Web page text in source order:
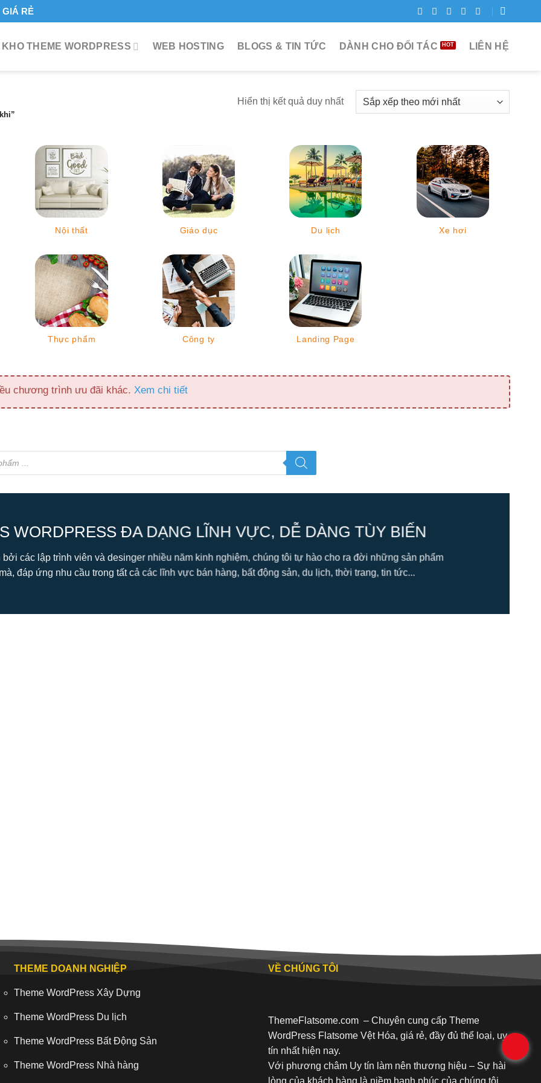
GIÁ RẺ
KHO THEME WORDPRESS WEB HOSTING BLOGS & TIN TỨC DÀNH CHO ĐỐI TÁC LIÊN HỆ
Hiển thị kết quả duy nhất
Nội thất Giáo dục Du lịch Xe hơi
Thực phẩm Công ty Landing Page
chương trình ưu đãi khác. Xem chi tiết
WORDPRESS ĐA DẠNG LĨNH VỰC, DỄ DÀNG TÙY BIẾN
các lập trình viên và desinger nhiều năm kinh nghiệm, chúng tôi tự hào cho ra đời những sản phẩm
đáp ứng nhu cầu trong tất cả các lĩnh vực bán hàng, bất động sản, du lịch, thời trang, tin tức...
THEME DOANH NGHIỆP
Theme WordPress Xây Dựng
Theme WordPress Du lịch
Theme WordPress Bất Động Sản
Theme WordPress Nhà hàng
VỀ CHÚNG TÔI
ThemeFlatsome.com – Chuyên cung cấp Theme
WordPress Flatsome Vệt Hóa, giá rẻ, đầy đủ thể loại, uy
tín nhất hiện nay.
Với phương châm Uy tín làm nên thương hiệu – Sự hài
lòng của khách hàng là niềm hạnh phúc của chúng tôi.